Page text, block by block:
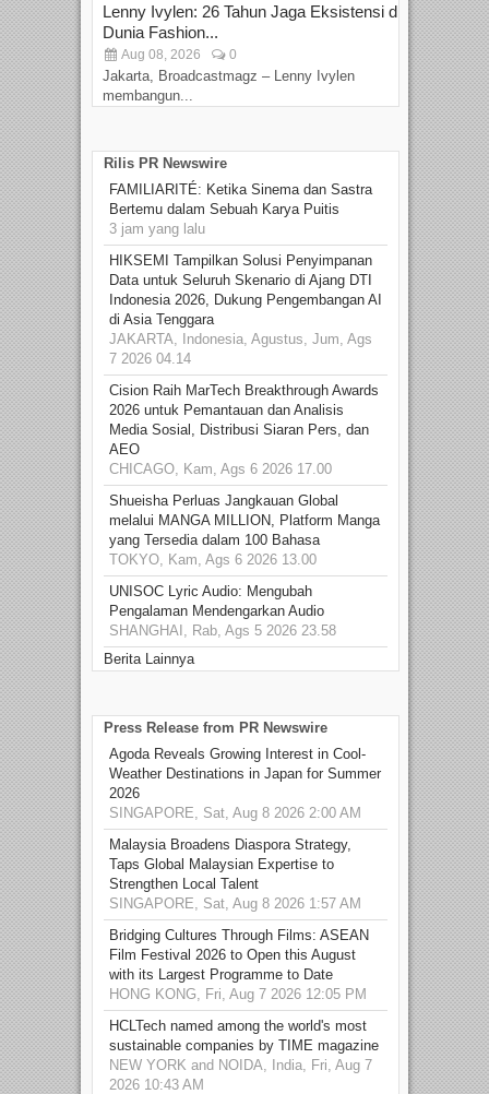
Lenny Ivylen: 26 Tahun Jaga Eksistensi di
Dunia Fashion...
Aug 08, 2026 0
Jakarta, Broadcastmagz – Lenny Ivylen
membangun...
Rilis PR Newswire
FAMILIARITÉ: Ketika Sinema dan Sastra
Bertemu dalam Sebuah Karya Puitis
3 jam yang lalu
HIKSEMI Tampilkan Solusi Penyimpanan
Data untuk Seluruh Skenario di Ajang DTI
Indonesia 2026, Dukung Pengembangan AI
di Asia Tenggara
JAKARTA, Indonesia, Agustus, Jum, Ags
7 2026 04.14
Cision Raih MarTech Breakthrough Awards
2026 untuk Pemantauan dan Analisis
Media Sosial, Distribusi Siaran Pers, dan
AEO
CHICAGO, Kam, Ags 6 2026 17.00
Shueisha Perluas Jangkauan Global
melalui MANGA MILLION, Platform Manga
yang Tersedia dalam 100 Bahasa
TOKYO, Kam, Ags 6 2026 13.00
UNISOC Lyric Audio: Mengubah
Pengalaman Mendengarkan Audio
SHANGHAI, Rab, Ags 5 2026 23.58
Berita Lainnya
Press Release from PR Newswire
Agoda Reveals Growing Interest in Cool-
Weather Destinations in Japan for Summer
2026
SINGAPORE, Sat, Aug 8 2026 2:00 AM
Malaysia Broadens Diaspora Strategy,
Taps Global Malaysian Expertise to
Strengthen Local Talent
SINGAPORE, Sat, Aug 8 2026 1:57 AM
Bridging Cultures Through Films: ASEAN
Film Festival 2026 to Open this August
with its Largest Programme to Date
HONG KONG, Fri, Aug 7 2026 12:05 PM
HCLTech named among the world's most
sustainable companies by TIME magazine
NEW YORK and NOIDA, India, Fri, Aug 7
2026 10:43 AM